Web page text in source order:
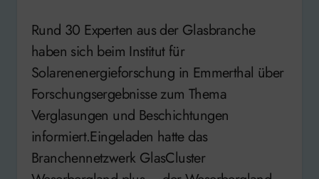
Rund 30 Experten aus der Glasbranche
haben sich beim Institut für
Solarenenergieforschung in Emmerthal über
Forschungsergebnisse zum Thema
Verglasungen und Beschichtungen
informiert.Eingeladen hatte das
Branchennetzwerk GlasCluster